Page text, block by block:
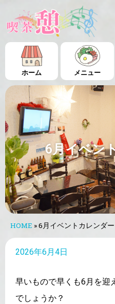
ホーム メニュー
6月イベン
HOME »6月イベントカレンダー
2026年6月4日
早いもので早くも6月を迎
でしょうか？